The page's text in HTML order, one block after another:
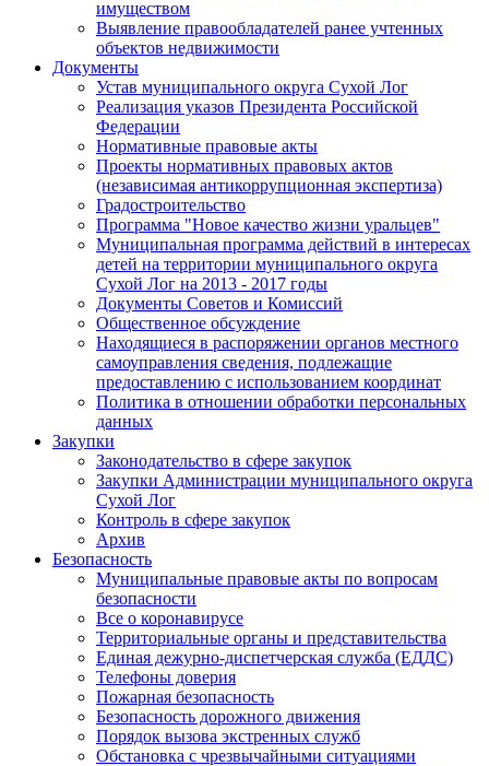
имуществом
Выявление правообладателей ранее учтенных
объектов недвижимости
Документы
Устав муниципального округа Сухой Лог
Реализация указов Президента Российской
Федерации
Нормативные правовые акты
Проекты нормативных правовых актов
(независимая антикоррупционная экспертиза)
Градостроительство
Программа "Новое качество жизни уральцев"
Муниципальная программа действий в интересах
детей на территории муниципального округа
Сухой Лог на 2013 - 2017 годы
Документы Советов и Комиссий
Общественное обсуждение
Находящиеся в распоряжении органов местного
самоуправления сведения, подлежащие
предоставлению с использованием координат
Политика в отношении обработки персональных
данных
Закупки
Законодательство в сфере закупок
Закупки Администрации муниципального округа
Сухой Лог
Контроль в сфере закупок
Архив
Безопасность
Муниципальные правовые акты по вопросам
безопасности
Все о коронавирусе
Территориальные органы и представительства
Единая дежурно-диспетчерская служба (ЕДДС)
Телефоны доверия
Пожарная безопасность
Безопасность дорожного движения
Порядок вызова экстренных служб
Обстановка с чрезвычайными ситуациями